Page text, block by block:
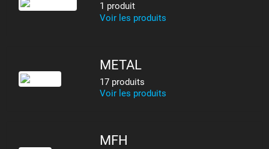
1 produit
Voir les produits
METAL
17 produits
Voir les produits
MFH